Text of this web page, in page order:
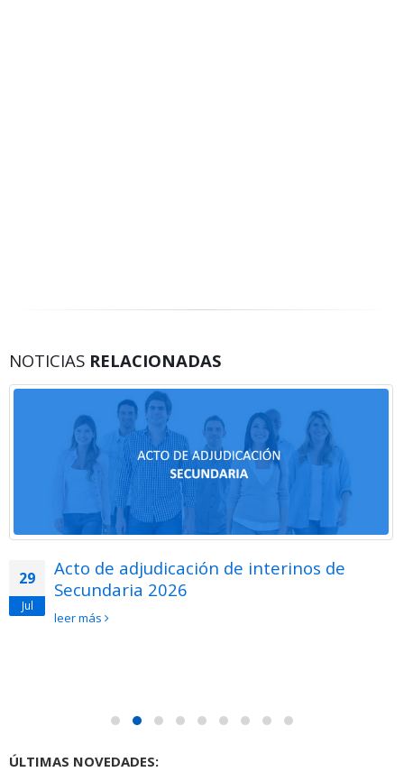
NOTICIAS RELACIONADAS
29
Jul
Acto de adjudicación de interinos de
Secundaria 2026
leer más
ÚLTIMAS NOVEDADES: